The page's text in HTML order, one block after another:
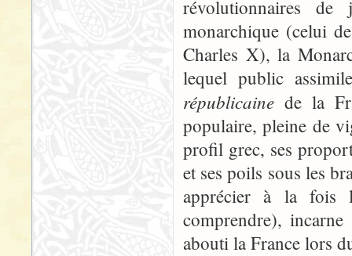
révolutionnaires
monarchique (celui
Charles X), la
lequel public
républicaine de la
populaire, pleine de
profil grec, ses
et ses poils sous les
apprécier à la fois
comprendre),
abouti la France lors